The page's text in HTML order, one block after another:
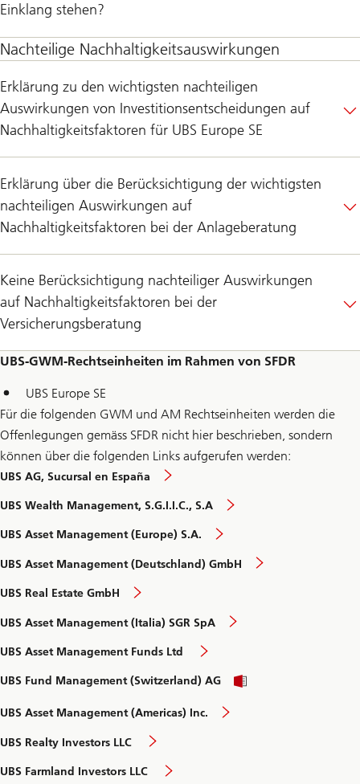
Einklang stehen?
Nachteilige Nachhaltigkeitsauswirkungen
Erklärung zu den wichtigsten nachteiligen
Auswirkungen von Investitionsentscheidungen auf
Nachhaltigkeitsfaktoren für UBS Europe SE
Erklärung über die Berücksichtigung der wichtigsten
nachteiligen Auswirkungen auf
Nachhaltigkeitsfaktoren bei der Anlageberatung
Keine Berücksichtigung nachteiliger Auswirkungen
auf Nachhaltigkeitsfaktoren bei der
Versicherungsberatung
UBS-GWM-Rechtseinheiten im Rahmen von SFDR
UBS Europe SE
Für die folgenden GWM und AM Rechtseinheiten werden die
Offenlegungen gemäss SFDR nicht hier beschrieben, sondern
können über die folgenden Links aufgerufen werden:
UBS AG, Sucursal en España
UBS Wealth Management, S.G.I.I.C., S.A
UBS Asset Management (Europe) S.A.
UBS Asset Management (Deutschland) GmbH
UBS Real Estate GmbH
UBS Asset Management (Italia) SGR SpA
UBS Asset Management Funds Ltd
UBS Fund Management (Switzerland) AG
UBS Asset Management (Americas) Inc.
UBS Realty Investors LLC
UBS Farmland Investors LLC